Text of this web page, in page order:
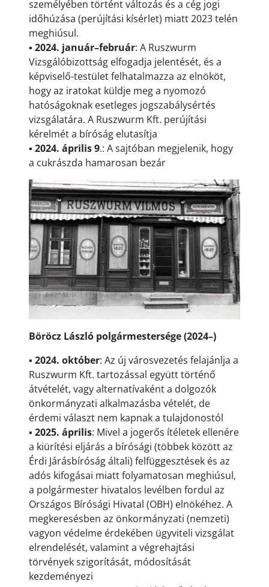
személyében történt változás és a cég jogi
időhúzása (perújítási kísérlet) miatt 2023 telén
meghiúsul.
▪ 2024. január–február: A Ruszwurm
Vizsgálóbizottság elfogadja jelentését, és a
képviselő-testület felhatalmazza az elnököt,
hogy az iratokat küldje meg a nyomozó
hatóságoknak esetleges jogszabálysértés
vizsgálatára. A Ruszwurm Kft. perújítási
kérelmét a bíróság elutasítja
▪ 2024. április 9.: A sajtóban megjelenik, hogy
a cukrászda hamarosan bezár
Böröcz László polgármestersége (2024–)
▪ 2024. október: Az új városvezetés felajánlja a
Ruszwurm Kft. tartozással együtt történő
átvételét, vagy alternatívaként a dolgozók
önkormányzati alkalmazásba vételét, de
érdemi választ nem kapnak a tulajdonostól
▪ 2025. április: Mivel a jogerős ítéletek ellenére
a kiürítési eljárás a bírósági (többek között az
Érdi Járásbíróság általi) felfüggesztések és az
adós kifogásai miatt folyamatosan meghiúsul,
a polgármester hivatalos levélben fordul az
Országos Bírósági Hivatal (OBH) elnökéhez. A
megkeresésben az önkormányzati (nemzeti)
vagyon védelme érdekében ügyviteli vizsgálat
elrendelését, valamint a végrehajtási
törvények szigorítását, módosítását
kezdeményezi